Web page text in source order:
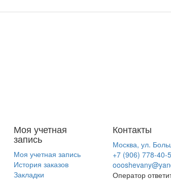
Моя учетная
запись
Моя учетная запись
История заказов
Закладки
Контакты
Москва, ул.
+7 (906) 778-40-
Оператор